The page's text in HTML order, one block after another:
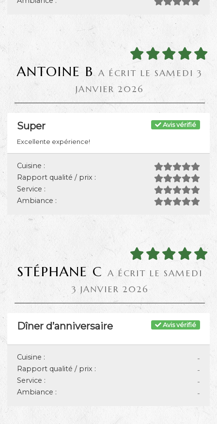
ANTOINE B A ÉCRIT LE SAMEDI 3
JANVIER 2026
Avis vérifié
Super
Excellente expérience!
Cuisine :
Rapport qualité / prix :
Service :
Ambiance :
STÉPHANE C A ÉCRIT LE SAMEDI
3 JANVIER 2026
Avis vérifié
Dîner d’anniversaire
-
Cuisine :
-
Rapport qualité / prix :
-
Service :
-
Ambiance :